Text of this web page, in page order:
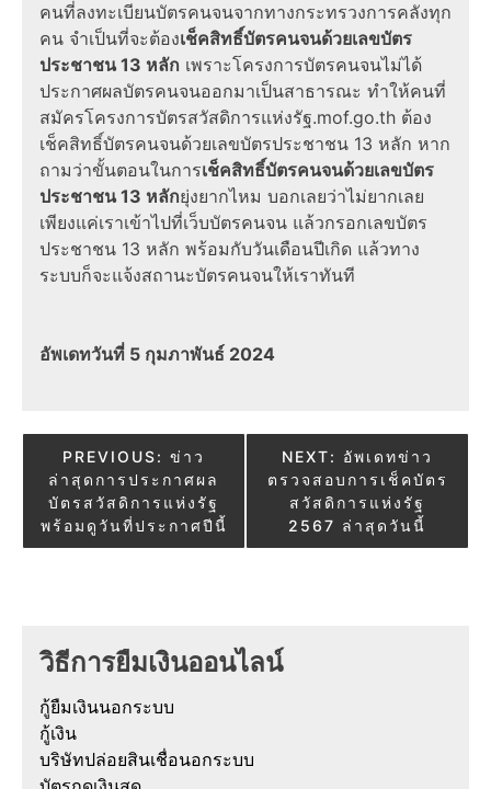
คนที่ลงทะเบียนบัตรคนจนจากทางกระทรวงการคลังทุก
คน จำเป็นที่จะต้องเช็คสิทธิ์บัตรคนจนด้วยเลขบัตร
ประชาชน 13 หลัก เพราะโครงการบัตรคนจนไม่ได้
ประกาศผลบัตรคนจนออกมาเป็นสาธารณะ ทำให้คนที่
สมัครโครงการบัตรสวัสดิการแห่งรัฐ.mof.go.th ต้อง
เช็คสิทธิ์บัตรคนจนด้วยเลขบัตรประชาชน 13 หลัก หาก
ถามว่าขั้นตอนในการเช็คสิทธิ์บัตรคนจนด้วยเลขบัตร
ประชาชน 13 หลักยุ่งยากไหม บอกเลยว่าไม่ยากเลย
เพียงแค่เราเข้าไปที่เว็บบัตรคนจน แล้วกรอกเลขบัตร
ประชาชน 13 หลัก พร้อมกับวันเดือนปีเกิด แล้วทาง
ระบบก็จะแจ้งสถานะบัตรคนจนให้เราทันที
อัพเดทวันที่ 5 กุมภาพันธ์ 2024
Post
navigation
PREVIOUS: ข่าว
ล่าสุดการประกาศผล
บัตรสวัสดิการแห่งรัฐ
พร้อมดูวันที่ประกาศปีนี้
NEXT: อัพเดทข่าว
ตรวจสอบการเช็คบัตร
สวัสดิการแห่งรัฐ
2567 ล่าสุดวันนี้
วิธีการยืมเงินออนไลน์
กู้ยืมเงินนอกระบบ
กู้เงิน
บริษัทปล่อยสินเชื่อนอกระบบ